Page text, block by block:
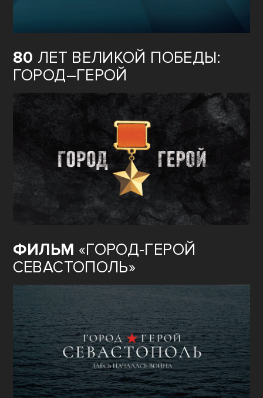
80 ЛЕТ ВЕЛИКОЙ ПОБЕДЫ:
ГОРОД–ГЕРОЙ
ФИЛЬМ «ГОРОД-ГЕРОЙ
СЕВАСТОПОЛЬ»